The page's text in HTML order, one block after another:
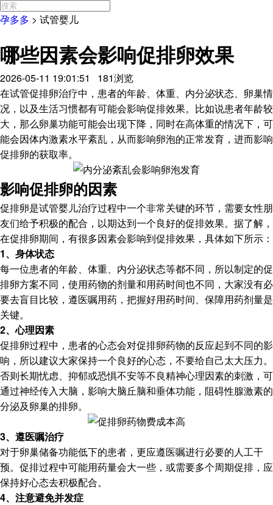
孕多多 > 试管婴儿
哪些因素会影响促排卵效果
2026-05-11 19:01:51 181浏览
在试管促排卵治疗中，患者的年龄、体重、内分泌状态、卵巢情
况，以及生活习惯都有可能会影响促排效果。比如说患者年龄较
大，那么卵巢功能可能会出现下降，同时在高体重的情况下，可
能会因体内激素水平紊乱，从而影响卵泡的正常发育，进而影响
促排卵的获取率。
影响促排卵的因素
促排卵是试管婴儿治疗过程中一个非常关键的环节，需要女性朋
友们给予积极的配合，以期达到一个良好的促排效果。据了解，
在促排卵期间，有很多因素会影响到促排效果，具体如下所示：
1、身体状态
每一位患者的年龄、体重、内分泌状态等都不同，所以制定的促
排卵方案不同，使用药物的剂量和用药时间也不同，大家没有必
要去盲目比较，遵医嘱用药，把握好用药时间、保障用药剂量是
关键。
2、心理因素
促排卵过程中，患者的心态会对促排卵药物的反应起到不同的影
响，所以建议大家保持一个良好的心态，不要给自己太大压力。
否则长期忧虑、抑郁或恐惧不安等不良精神心理因素的刺激，可
通过神经传入大脑，影响大脑丘脑和垂体功能，阻碍性腺激素的
分泌及卵巢的排卵。
3、遵医嘱治疗
对于卵巢储备功能低下的患者，更应遵医嘱进行必要的人工干
预。促排过程中可能用药量会大一些，或需要多个周期促排，应
保持好心态去积极配合。
4、注意避免并发症